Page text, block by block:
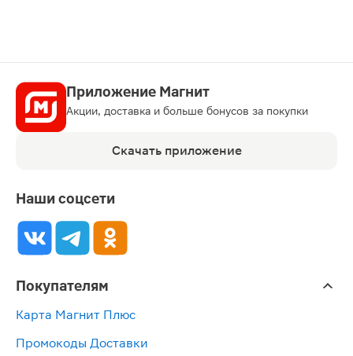
Приложение Магнит
Акции, доставка и больше бонусов за покупки
Скачать приложение
Наши соцсети
Покупателям
Карта Магнит Плюс
Промокоды Доставки